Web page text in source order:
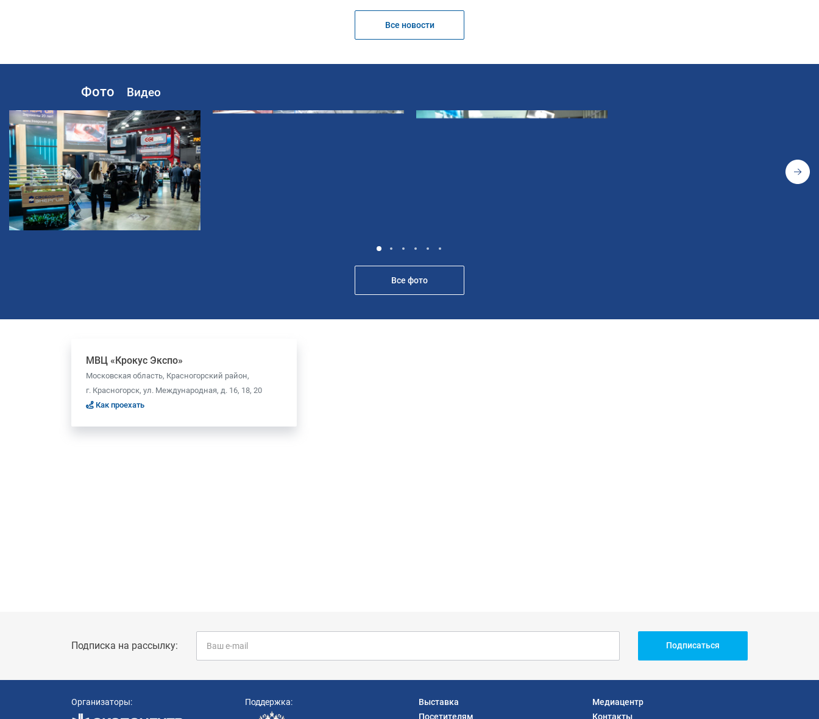
Все новости
Фото Видео
Все фото
МВЦ «Крокус Экспо»
Московская область, Красногорский район,
г. Красногорск, ул. Международная, д. 16, 18, 20
Как проехать
Подписка на рассылку: Подписаться
Организаторы: Поддержка:
Выставка
Посетителям
Медиацентр
Контакты